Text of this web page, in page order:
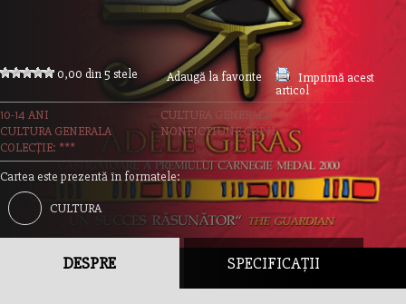
0,00 din 5 stele Adaugă la favorite
Imprimă acest
articol
10-14 ANI
CULTURA GENERALA
CULTURA GENERALA
NONFICTIUNE COPII
COLECȚIE: ***
Cartea este prezentă în formatele:
CULTURA
DESPRE SPECIFICAȚII